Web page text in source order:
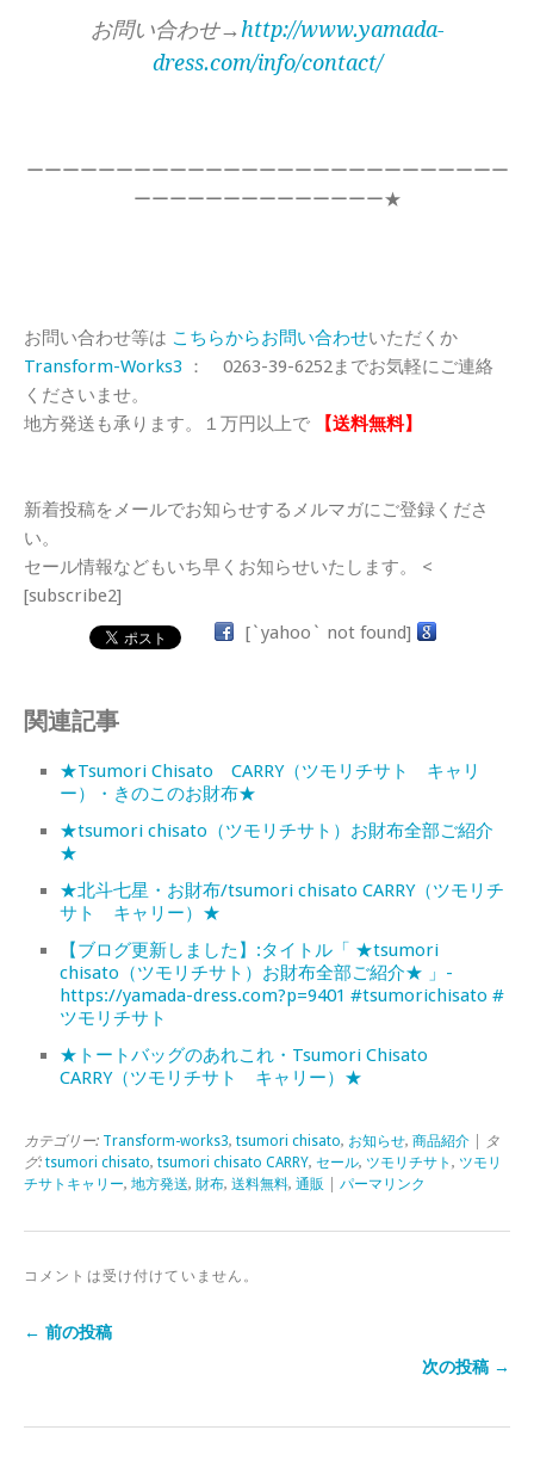
お問い合わせ→http://www.yamada-
dress.com/info/contact/
ーーーーーーーーーーーーーーーーーーーーーーーーーーー
ーーーーーーーーーーーーーー★
お問い合わせ等は こちらからお問い合わせいただくか
Transform-Works3 ： 0263-39-6252までお気軽にご連絡
くださいませ。
地方発送も承ります。１万円以上で
【送料無料】
新着投稿をメールでお知らせするメルマガにご登録くださ
い。
セール情報などもいち早くお知らせいたします。 <
[subscribe2]
[`yahoo` not found]
関連記事
★Tsumori Chisato CARRY（ツモリチサト キャリ
ー）・きのこのお財布★
★tsumori chisato（ツモリチサト）お財布全部ご紹介
★
★北斗七星・お財布/tsumori chisato CARRY（ツモリチ
サト キャリー）★
【ブログ更新しました】:タイトル「 ★tsumori
chisato（ツモリチサト）お財布全部ご紹介★ 」-
https://yamada-dress.com?p=9401 #tsumorichisato #
ツモリチサト
★トートバッグのあれこれ・Tsumori Chisato
CARRY（ツモリチサト キャリー）★
カテゴリー: Transform-works3, tsumori chisato, お知らせ, 商品紹介 | タ
グ: tsumori chisato, tsumori chisato CARRY, セール, ツモリチサト , ツモリ
チサトキャリー, 地方発送, 財布, 送料無料, 通販 パーマリンク
コメントは受け付けていません。
← 前の投稿
次の投稿 →